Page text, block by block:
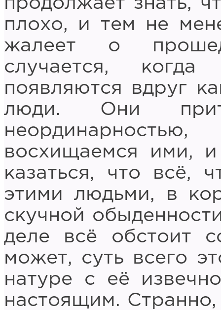
плохо, и тем не
жалеет о
случается,
появляются вдруг
люди. Они
восхищаемся ими,
казаться, что всё,
этими людьми, в
скучной
деле всё обстоит
может, суть всего
натуре с её
настоящим.